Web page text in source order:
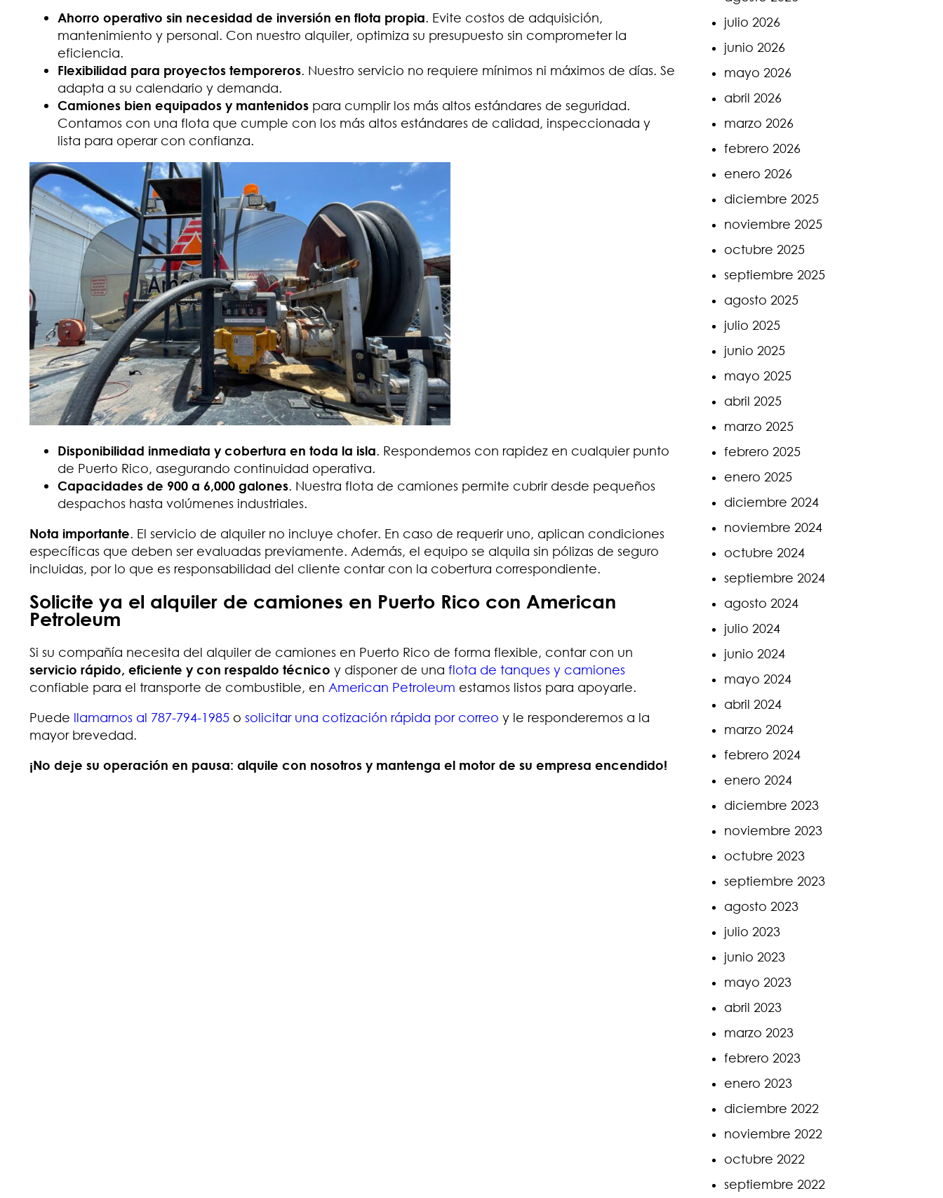
Ahorro operativo sin necesidad de inversión en flota propia. Evite costos de adquisición,
mantenimiento y personal. Con nuestro alquiler, optimiza su presupuesto sin comprometer la
eficiencia.
Flexibilidad para proyectos temporeros. Nuestro servicio no requiere mínimos ni máximos de días. Se
adapta a su calendario y demanda.
Camiones bien equipados y mantenidos para cumplir los más altos estándares de seguridad.
Contamos con una flota que cumple con los más altos estándares de calidad, inspeccionada y
lista para operar con confianza.
Disponibilidad inmediata y cobertura en toda la isla. Respondemos con rapidez en cualquier punto
de Puerto Rico, asegurando continuidad operativa.
Capacidades de 900 a 6,000 galones. Nuestra flota de camiones permite cubrir desde pequeños
despachos hasta volúmenes industriales.
Nota importante. El servicio de alquiler no incluye chofer. En caso de requerir uno, aplican condiciones
específicas que deben ser evaluadas previamente. Además, el equipo se alquila sin pólizas de seguro
incluidas, por lo que es responsabilidad del cliente contar con la cobertura correspondiente.
Solicite ya el alquiler de camiones en Puerto Rico con American
Petroleum
Si su compañía necesita del alquiler de camiones en Puerto Rico de forma flexible, contar con un
servicio rápido, eficiente y con respaldo técnico y disponer de una flota de tanques y camiones
confiable para el transporte de combustible, en American Petroleum estamos listos para apoyarle.
Puede llamarnos al 787-794-1985 o solicitar una cotización rápida por correo y le responderemos a la
mayor brevedad.
¡No deje su operación en pausa: alquile con nosotros y mantenga el motor de su empresa encendido!
julio 2026
junio 2026
mayo 2026
abril 2026
marzo 2026
febrero 2026
enero 2026
diciembre 2025
noviembre 2025
octubre 2025
septiembre 2025
agosto 2025
julio 2025
junio 2025
mayo 2025
abril 2025
marzo 2025
febrero 2025
enero 2025
diciembre 2024
noviembre 2024
octubre 2024
septiembre 2024
agosto 2024
julio 2024
junio 2024
mayo 2024
abril 2024
marzo 2024
febrero 2024
enero 2024
diciembre 2023
noviembre 2023
octubre 2023
septiembre 2023
agosto 2023
julio 2023
junio 2023
mayo 2023
abril 2023
marzo 2023
febrero 2023
enero 2023
diciembre 2022
noviembre 2022
octubre 2022
septiembre 2022